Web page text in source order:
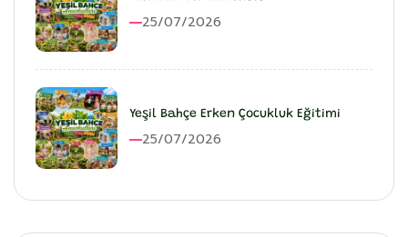
25/07/2026
Yeşil Bahçe Erken Çocukluk Eğitimi
25/07/2026